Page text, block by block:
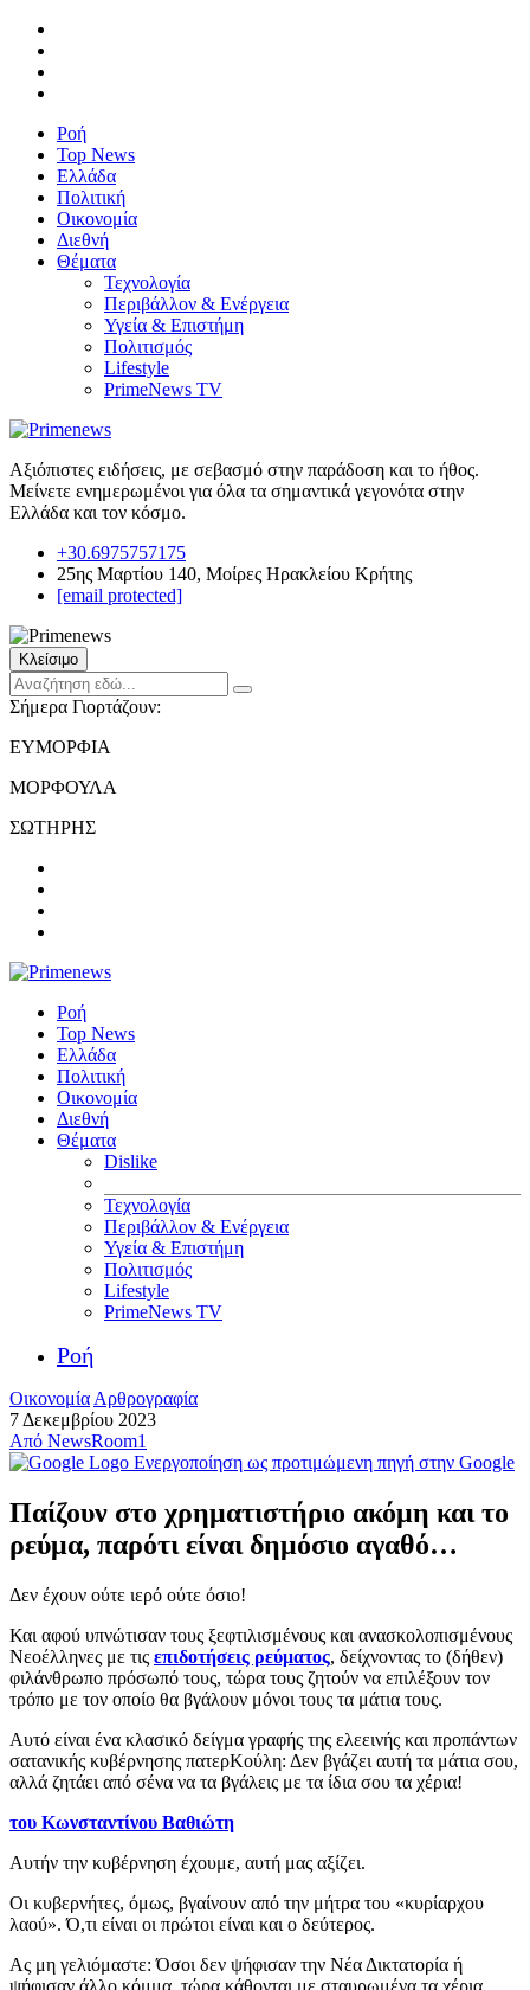
Ροή
Top News
Ελλάδα
Πολιτική
Οικονομία
Διεθνή
Θέματα
Τεχνολογία
Περιβάλλον & Ενέργεια
Υγεία & Επιστήμη
Πολιτισμός
Lifestyle
PrimeNews TV
Αξιόπιστες ειδήσεις, με σεβασμό στην παράδοση και το ήθος.
Μείνετε ενημερωμένοι για όλα τα σημαντικά γεγονότα στην
Ελλάδα και τον κόσμο.
+30.6975757175
25ης Μαρτίου 140, Μοίρες Ηρακλείου Κρήτης
[email protected]
Κλείσιμο
Σήμερα Γιορτάζουν:
ΕΥΜΟΡΦΙΑ
ΜΟΡΦΟΥΛΑ
ΣΩΤΗΡΗΣ
Ροή
Top News
Ελλάδα
Πολιτική
Οικονομία
Διεθνή
Θέματα
Dislike
Τεχνολογία
Περιβάλλον & Ενέργεια
Υγεία & Επιστήμη
Πολιτισμός
Lifestyle
PrimeNews TV
Ροή
Οικονομία Αρθρογραφία
7 Δεκεμβρίου 2023
Από NewsRoom1
Ενεργοποίηση ως προτιμώμενη πηγή στην Google
Παίζουν στο χρηματιστήριο ακόμη και το
ρεύμα, παρότι είναι δημόσιο αγαθό…
Δεν έχουν ούτε ιερό ούτε όσιο!
Και αφού υπνώτισαν τους ξεφτιλισμένους και ανασκολοπισμένους
Νεοέλληνες με τις επιδοτήσεις ρεύματος, δείχνοντας το (δήθεν)
φιλάνθρωπο πρόσωπό τους, τώρα τους ζητούν να επιλέξουν τον
τρόπο με τον οποίο θα βγάλουν μόνοι τους τα μάτια τους.
Αυτό είναι ένα κλασικό δείγμα γραφής της ελεεινής και προπάντων
σατανικής κυβέρνησης πατερΚούλη: Δεν βγάζει αυτή τα μάτια σου,
αλλά ζητάει από σένα να τα βγάλεις με τα ίδια σου τα χέρια!
του Κωνσταντίνου Βαθιώτη
Αυτήν την κυβέρνηση έχουμε, αυτή μας αξίζει.
Οι κυβερνήτες, όμως, βγαίνουν από την μήτρα του «κυρίαρχου
λαού». Ό,τι είναι οι πρώτοι είναι και ο δεύτερος.
Ας μη γελιόμαστε: Όσοι δεν ψήφισαν την Νέα Δικτατορία ή
ψήφισαν άλλο κόμμα, τώρα κάθονται με σταυρωμένα τα χέρια.